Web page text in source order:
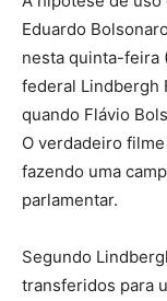
Eduardo
nesta quinta-feira
federal Lindbergh
quando Flávio
O verdadeiro
fazendo uma
parlamentar.
Segundo
transferidos para